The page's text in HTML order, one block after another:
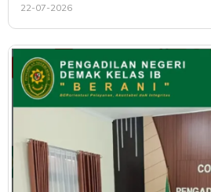
22-07-2026